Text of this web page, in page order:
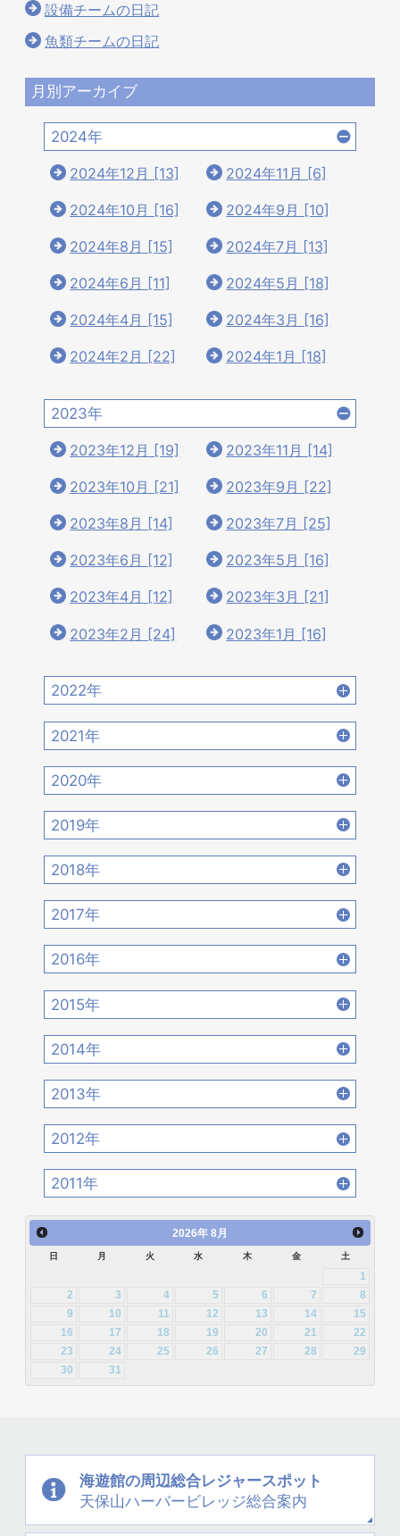
設備チームの日記
魚類チームの日記
月別アーカイブ
2024年
2024年12月 [13] 2024年11月 [6]
2024年10月 [16] 2024年9月 [10]
2024年8月 [15] 2024年7月 [13]
2024年6月 [11] 2024年5月 [18]
2024年4月 [15] 2024年3月 [16]
2024年2月 [22] 2024年1月 [18]
2023年
2023年12月 [19] 2023年11月 [14]
2023年10月 [21] 2023年9月 [22]
2023年8月 [14] 2023年7月 [25]
2023年6月 [12] 2023年5月 [16]
2023年4月 [12] 2023年3月 [21]
2023年2月 [24] 2023年1月 [16]
2022年
2022年12月 [15] 2022年11月 [15]
2022年10月 [16] 2022年9月 [12]
2022年8月 [20] 2022年7月 [19]
2022年6月 [17] 2022年5月 [14]
2022年4月 [15]
2022年2月 [12]
2021年
2021年12月 [18] 2021年11月 [18]
2021年10月 [17] 2021年9月 [14]
2021年8月 [21] 2021年7月 [22]
2021年6月 [17] 2021年5月 [18]
2021年4月 [16]
2021年2月 [14]
2020年
2020年12月 [21] 2020年11月 [9]
2020年10月 [21] 2020年9月 [16]
2020年8月 [18] 2020年7月 [16]
2020年6月 [21] 2020年5月 [14]
2020年4月 [12]
2020年2月 [18]
2019年
2019年12月 [14] 2019年11月 [17]
2019年10月 [12] 2019年9月 [15]
2019年6月 [18] 2019年5月 [20]
2019年4月 [16]
2019年2月 [12]
2018年
2018年12月 [20] 2018年11月 [14]
2018年10月 [20] 2018年9月 [12]
2018年6月 [18] 2018年5月 [14]
2018年4月 [21]
2018年2月 [25]
2017年
2017年12月 [28] 2017年11月 [22]
2017年10月 [21] 2017年9月 [24]
2017年8月 [31] 2017年7月 [26]
2017年6月 [25] 2017年5月 [27]
2017年4月 [26]
2017年2月 [23]
2016年
2016年12月 [21] 2016年11月 [28]
2016年10月 [26] 2016年9月 [28]
2016年8月 [39] 2016年7月 [27]
2016年6月 [27] 2016年5月 [30]
2016年4月 [32]
2016年2月 [25]
2015年
2015年12月 [30] 2015年11月 [19]
2015年10月 [26] 2015年9月 [30]
2015年8月 [31] 2015年7月 [28]
2015年6月 [29] 2015年5月 [30]
2015年4月 [26]
2015年2月 [22] 2015年1月 [25]
2014年
2014年12月 [28] 2014年11月 [23]
2014年10月 [29] 2014年9月 [26]
2014年6月 [28] 2014年5月 [25]
2014年4月 [32]
2013年
2013年12月 [27] 2013年11月 [22]
2013年10月 [28] 2013年9月 [27]
2013年6月 [28]
2013年2月 [26] 2013年1月 [31]
2012年
2012年12月 [30] 2012年11月 [12]
2012年10月 [12] 2012年9月 [5]
2012年8月 [12] 2012年7月 [1]
2011年
2011年12月 [1]
2026年 8月
日 月 火 水 木 金 土
1
2
3 4 5 6 7
8
9
10 11 12 13 14
15
16
17 18 19 20 21
22
23
24 25 26 27 28
29
30
31
海遊館の周辺総合レジャースポット
天保山ハーバービレッジ総合案内